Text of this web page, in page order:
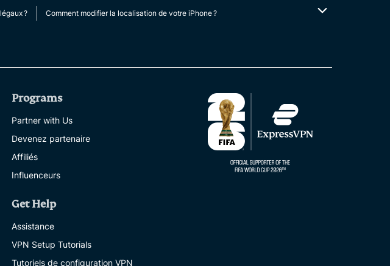
? Comment modifier la localisation de votre iPhone ?
Programs
Partner with Us
Devenez partenaire
Affiliés
Influenceurs
Get Help
Assistance
VPN Setup Tutorials
Tutoriels de configuration VPN